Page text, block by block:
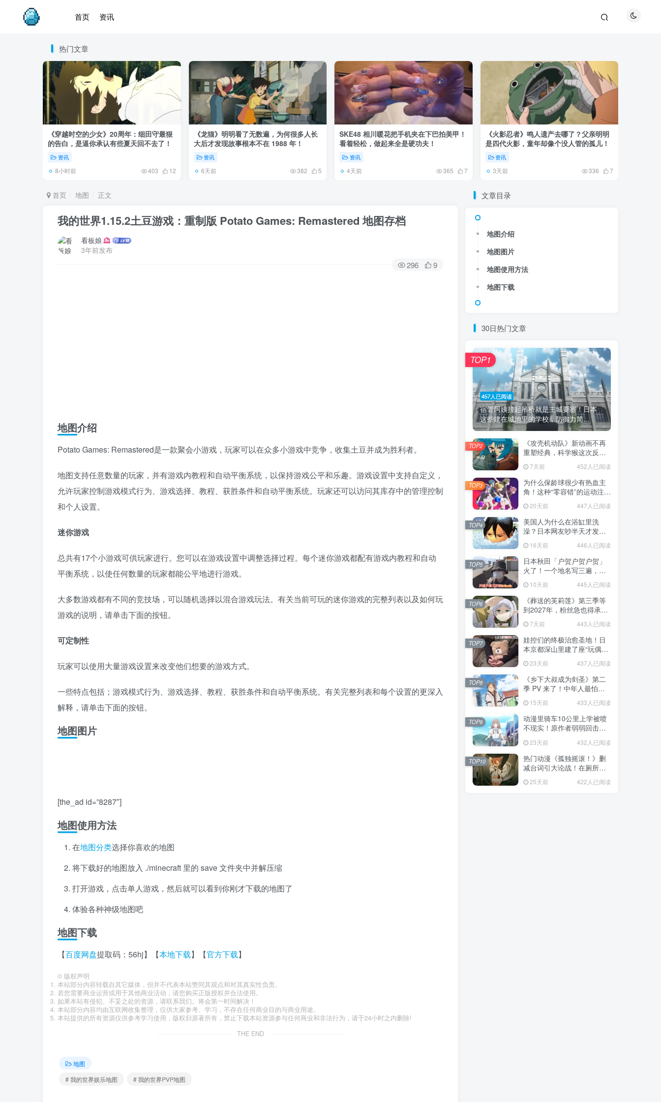
首页 资讯
热门文章
《穿越时空的少女》20周年：细田守最狠
的告白，是逼你承认有些夏天回不去了！
资讯
8小时前 403 12
《龙猫》明明看了无数遍，为何很多人长
大后才发现故事根本不在 1988 年！
资讯
6天前 382 5
SKE48 相川暖花把手机夹在下巴拍美甲！
看着轻松，做起来全是硬功夫！
资讯
4天前 365 7
《火影忍者》鸣人遗产去哪了？父亲明明
是四代火影，童年却像个没人管的孤儿！
资讯
3天前 336 7
首页 地图 正文
我的世界1.15.2土豆游戏：重制版 Potato Games: Remastered 地图存档
看板娘
3年前发布
296 9
地图介绍
Potato Games: Remastered是一款聚会小游戏，玩家可以在众多小游戏中竞争，收集土豆并成为胜利者。
地图支持任意数量的玩家，并有游戏内教程和自动平衡系统，以保持游戏公平和乐趣。游戏设置中支持自定义，
允许玩家控制游戏模式行为、游戏选择、教程、获胜条件和自动平衡系统。玩家还可以访问其库存中的管理控制
和个人设置。
迷你游戏
总共有17个小游戏可供玩家进行。您可以在游戏设置中调整选择过程。每个迷你游戏都配有游戏内教程和自动
平衡系统，以使任何数量的玩家都能公平地进行游戏。
大多数游戏都有不同的竞技场，可以随机选择以混合游戏玩法。有关当前可玩的迷你游戏的完整列表以及如何玩
游戏的说明，请单击下面的按钮。
可定制性
玩家可以使用大量游戏设置来改变他们想要的游戏方式。
一些特点包括；游戏模式行为、游戏选择、教程、获胜条件和自动平衡系统。有关完整列表和每个设置的更深入
解释，请单击下面的按钮。
地图图片
[the_ad id=”8287″]
地图使用方法
在地图分类选择你喜欢的地图
将下载好的地图放入 ./minecraft 里的 save 文件夹中并解压缩
打开游戏，点击单人游戏，然后就可以看到你刚才下载的地图了
体验各种神级地图吧
地图下载
【百度网盘提取码：56hj】【本地下载】【官方下载】
© 版权声明
本站部分内容转载自其它媒体，但并不代表本站赞同其观点和对其真实性负责。
若您需要商业运营或用于其他商业活动，请您购买正版授权并合法使用。
如果本站有侵犯、不妥之处的资源，请联系我们。将会第一时间解决！
本站部分内容均由互联网收集整理，仅供大家参考、学习，不存在任何商业目的与商业用途。
本站提供的所有资源仅供参考学习使用，版权归原著所有，禁止下载本站资源参与任何商业和非法行为，请于24小时之内删除!
THE END
地图
# 我的世界娱乐地图
# 我的世界PVP地图
文章目录
地图介绍
地图图片
地图使用方法
地图下载
30日热门文章
457人已阅读
宿管阿姨拉起吊桥就是主城要塞！日本
这些建在城池里的学校，防御力简...
TOP1
《攻壳机动队》新动画不再
重塑经典，科学猴这次反而
7天前 452人已阅读
TOP2
为什么保龄球很少有热血主
角！这种“零容错”的运动注定
们的生活！
20天前 447人已阅读
TOP3
美国人为什么在浴缸里洗
澡？日本网友吵半天才发
藏在浴室地板里！
16天前 446人已阅读
TOP4
日本秋田「户贺户贺户贺」
火了！一个地名写三遍，竟
不是玩梗而是150年旧账！
10天前 445人已阅读
TOP5
《葬送的芙莉莲》第三季等
到2027年，粉丝急也得承认
这次慢得有道理！
7天前 443人已阅读
TOP6
娃控们的终极治愈圣地！日
本京都深山里建了座“玩偶神
社”，不仅能拍照还能给娃祈
福！23天前 437人已阅读
TOP7
《乡下大叔成为剑圣》第二
季 PV 来了！中年人最怕的
不是变老，而是没人愿意再
相信你！
15天前 433人已阅读
TOP8
动漫里骑车10公里上学被喷
不现实！原作者弱弱回击：
常通勤！
23天前 432人已阅读
TOP9
热门动漫《孤独摇滚！》删
减台词引大论战！在厕所吃
现充！
25天前 422人已阅读
TOP10